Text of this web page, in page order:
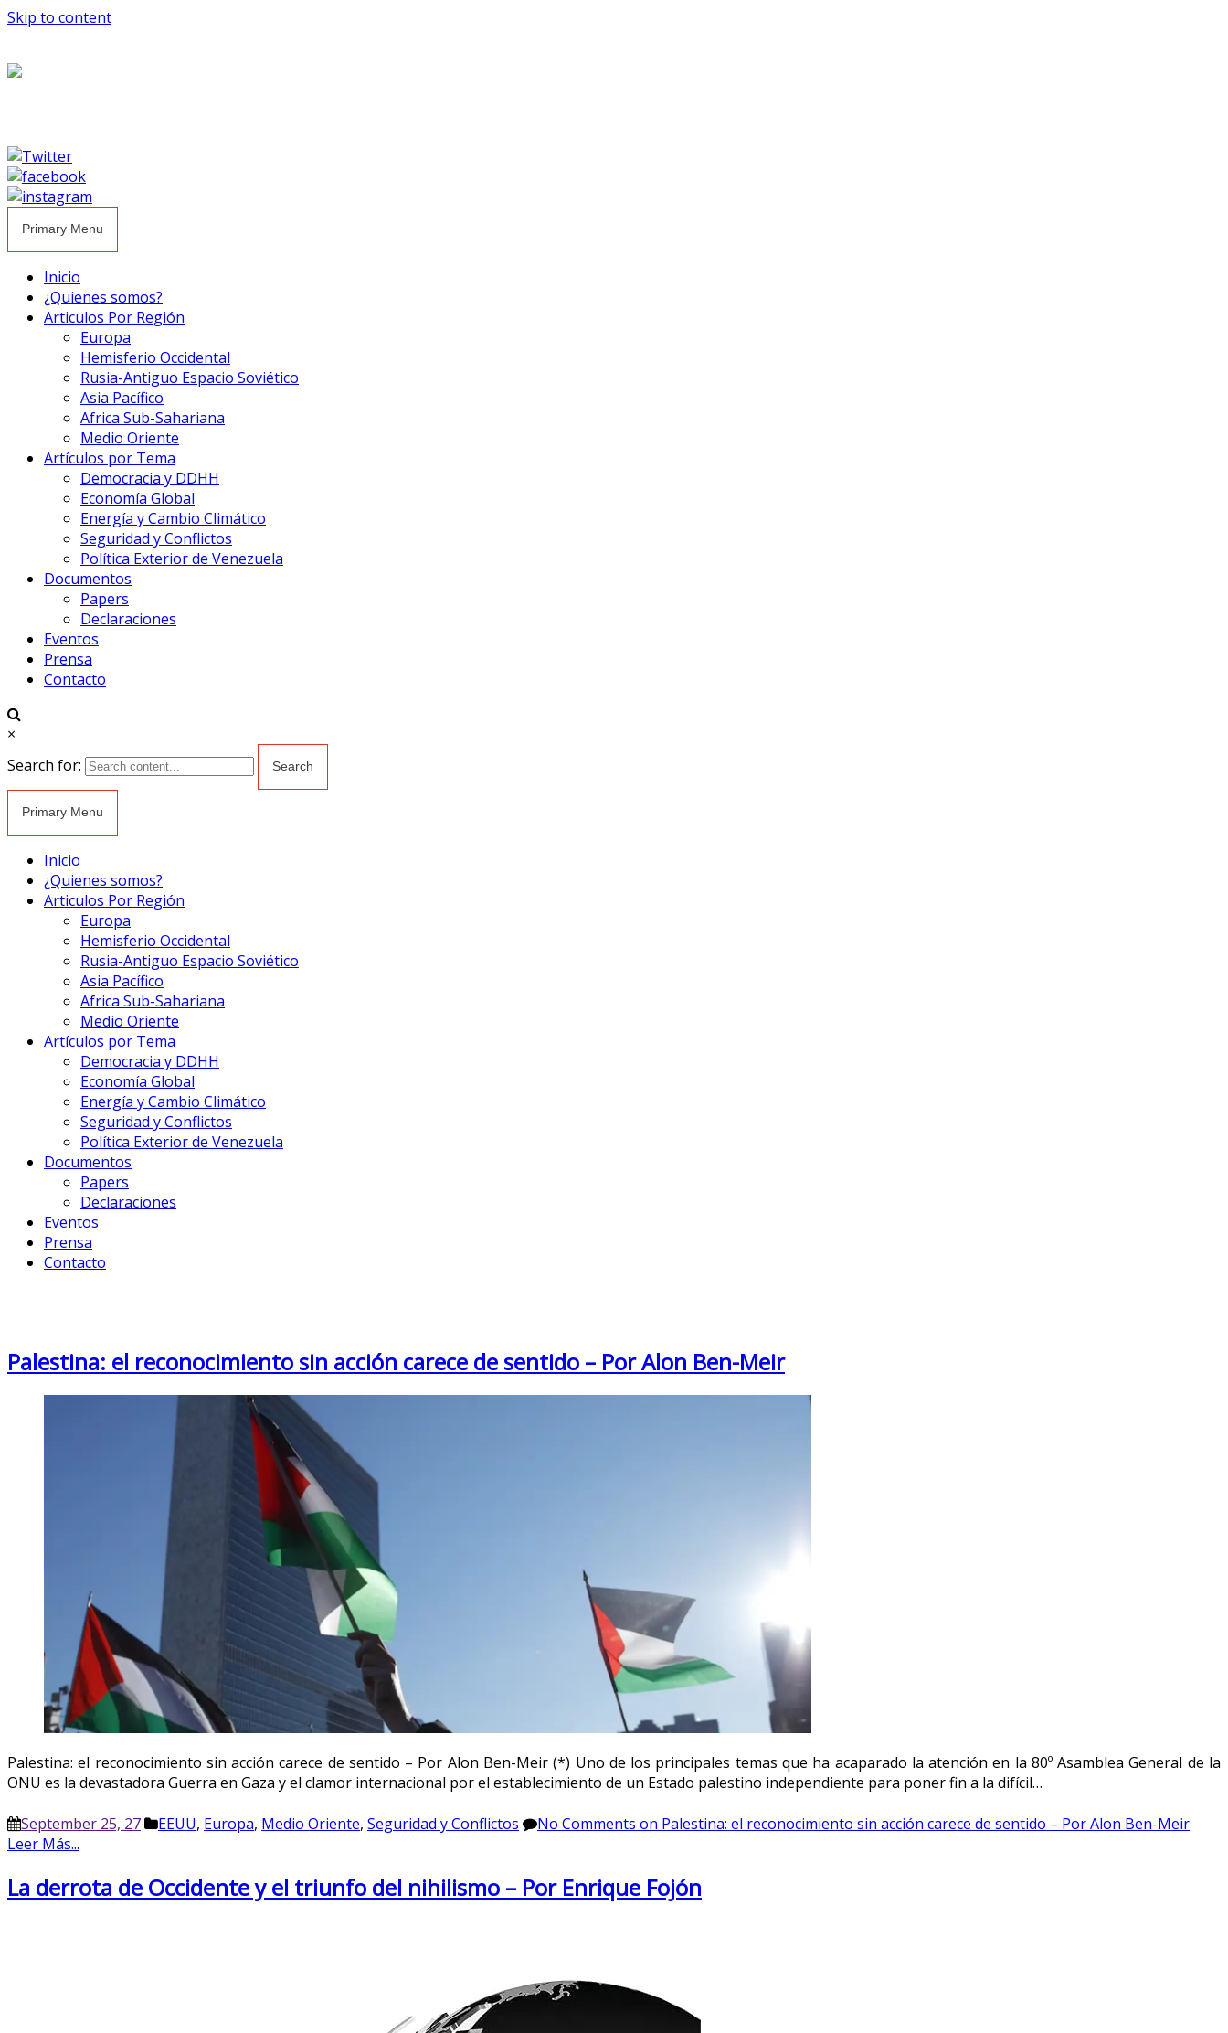
Skip to content
Primary Menu
Inicio
¿Quienes somos?
Articulos Por Región
Europa
Hemisferio Occidental
Rusia-Antiguo Espacio Soviético
Asia Pacífico
Africa Sub-Sahariana
Medio Oriente
Artículos por Tema
Democracia y DDHH
Economía Global
Energía y Cambio Climático
Seguridad y Conflictos
Política Exterior de Venezuela
Documentos
Papers
Declaraciones
Eventos
Prensa
Contacto
×
Search for:
Primary Menu
Inicio
¿Quienes somos?
Articulos Por Región
Europa
Hemisferio Occidental
Rusia-Antiguo Espacio Soviético
Asia Pacífico
Africa Sub-Sahariana
Medio Oriente
Artículos por Tema
Democracia y DDHH
Economía Global
Energía y Cambio Climático
Seguridad y Conflictos
Política Exterior de Venezuela
Documentos
Papers
Declaraciones
Eventos
Prensa
Contacto
Palestina: el reconocimiento sin acción carece de sentido – Por Alon Ben-Meir
Palestina: el reconocimiento sin acción carece de sentido – Por Alon Ben-Meir (*) Uno de los principales temas que ha acaparado la atención en la 80º Asamblea General de la
ONU es la devastadora Guerra en Gaza y el clamor internacional por el establecimiento de un Estado palestino independiente para poner fin a la difícil…
September 25, 27 EEUU, Europa, Medio Oriente, Seguridad y Conflictos No Comments on Palestina: el reconocimiento sin acción carece de sentido – Por Alon Ben-Meir
Leer Más...
La derrota de Occidente y el triunfo del nihilismo – Por Enrique Fojón